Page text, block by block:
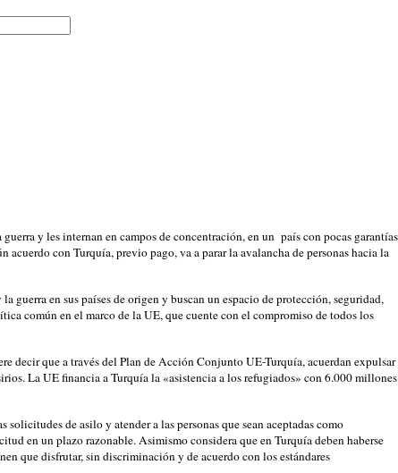
y les internan en campos de concentración, en un país con pocas garantías
con Turquía, previo pago, va a parar la avalancha de personas hacia la
en sus países de origen y buscan un espacio de protección, seguridad,
común en el marco de la UE, que cuente con el compromiso de todos los
decir que a través del Plan de Acción Conjunto UE-Turquía, acuerdan expulsar
La UE financia a Turquía la «asistencia a los refugiados» con 6.000 millones
de asilo y atender a las personas que sean aceptadas como
en un plazo razonable. Asimismo considera que en Turquía deben haberse
que disfrutar, sin discriminación y de acuerdo con los estándares